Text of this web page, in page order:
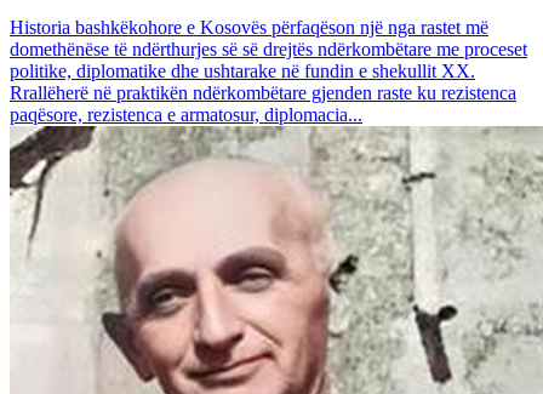
Historia bashkëkohore e Kosovës përfaqëson një nga rastet më
domethënëse të ndërthurjes së së drejtës ndërkombëtare me proceset
politike, diplomatike dhe ushtarake në fundin e shekullit XX.
Rrallëherë në praktikën ndërkombëtare gjenden raste ku rezistenca
paqësore, rezistenca e armatosur, diplomacia...